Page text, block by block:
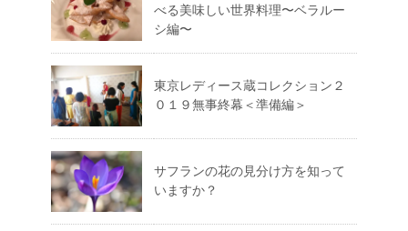
べる美味しい世界料理〜ベラルー
シ編〜
東京レディース蔵コレクション２
０１９無事終幕＜準備編＞
サフランの花の見分け方を知って
いますか？